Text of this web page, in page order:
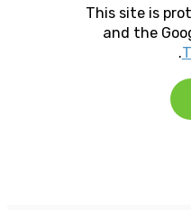
This site is
and the